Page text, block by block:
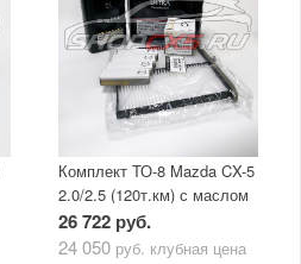
Комплект ТО-8 Mazda CX-5
2.0/2.5 (120т.км) с маслом
Mazda Original Oil Ultra
5W30
26 722 руб.
24 050 руб. клубная цена